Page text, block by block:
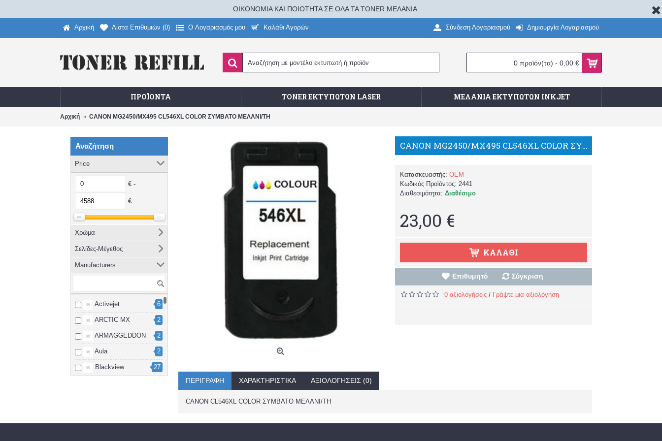
ΟΙΚΟΝΟΜΙΑ ΚΑΙ ΠΟΙΟΤΗΤΑ ΣΕ ΟΛΑ ΤΑ TONER ΜΕΛΑΝΙΑ
Αρχική Λίστα Επιθυμιών (0) O Λογαριασμός μου Καλάθι Αγορών Σύνδεση Λογαριασμού Δημιουργία Λογαριασμού
0 προϊόν(τα) - 0,00 €
ΠΡΟΪΌΝΤΑ TONER ΕΚΤΥΠΩΤΏΝ LASER ΜΕΛΆΝΙΑ ΕΚΤΥΠΩΤΏΝ INKJET
Αρχική CANON MG2450/MX495 CL546XL COLOR ΣΥΜΒΑΤΟ ΜΕΛΑΝΙ/TH
Αναζήτηση
Price
€ -
€
Χρώμα
Σελίδες-Μέγεθος
Manufacturers
Activejet 6
ARCTIC MX 2
ARMAGGEDDON 2
Aula 2
Blackview 27
CANON MG2450/MX495 CL546XL COLOR ΣΥΜΒΑΤΟ ΜΕΛΑΝΙ/TH
Κατασκευαστής: OEM
Κωδικός Προϊόντος: 2441
Διαθεσιμότητα: Διαθέσιμο
23,00 €
ΚΑΛΆΘΙ
Επιθυμητό Σύγκριση
0 αξιολογήσεις / Γράψτε μια αξιολόγηση
ΠΕΡΙΓΡΑΦΉ ΧΑΡΑΚΤΗΡΙΣΤΙΚΆ ΑΞΙΟΛΟΓΉΣΕΙΣ (0)
CANON CL546XL COLOR ΣΥΜΒΑΤΟ ΜΕΛΑΝΙ/TH